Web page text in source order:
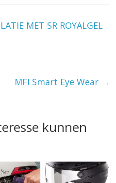
MET SR ROYALGEL
MFI Smart Eye Wear →
kunnen